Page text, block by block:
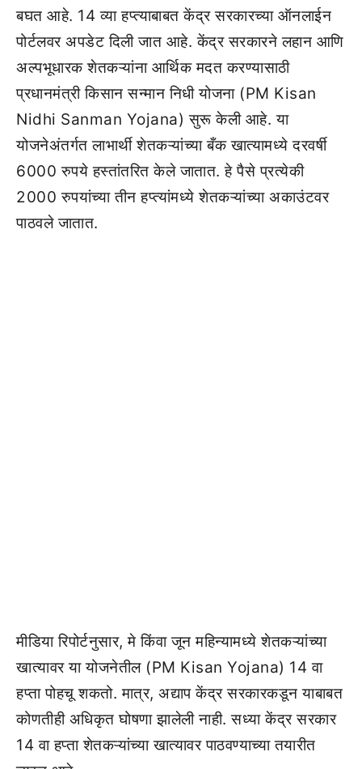
बघत आहे. 14 व्या हप्त्याबाबत केंद्र सरकारच्या ऑनलाईन
पोर्टलवर अपडेट दिली जात आहे. केंद्र सरकारने लहान आणि
अल्पभूधारक शेतकऱ्यांना आर्थिक मदत करण्यासाठी
प्रधानमंत्री किसान सन्मान निधी योजना (PM Kisan
Nidhi Sanman Yojana) सुरू केली आहे. या
योजनेअंतर्गत लाभार्थी शेतकऱ्यांच्या बँक खात्यामध्ये दरवर्षी
6000 रुपये हस्तांतरित केले जातात. हे पैसे प्रत्येकी
2000 रुपयांच्या तीन हप्त्यांमध्ये शेतकऱ्यांच्या अकाउंटवर
पाठवले जातात.
मीडिया रिपोर्टनुसार, मे किंवा जून महिन्यामध्ये शेतकऱ्यांच्या
खात्यावर या योजनेतील (PM Kisan Yojana) 14 वा
हप्ता पोहचू शकतो. मात्र, अद्याप केंद्र सरकारकडून याबाबत
कोणतीही अधिकृत घोषणा झालेली नाही. सध्या केंद्र सरकार
14 वा हप्ता शेतकऱ्यांच्या खात्यावर पाठवण्याच्या तयारीत